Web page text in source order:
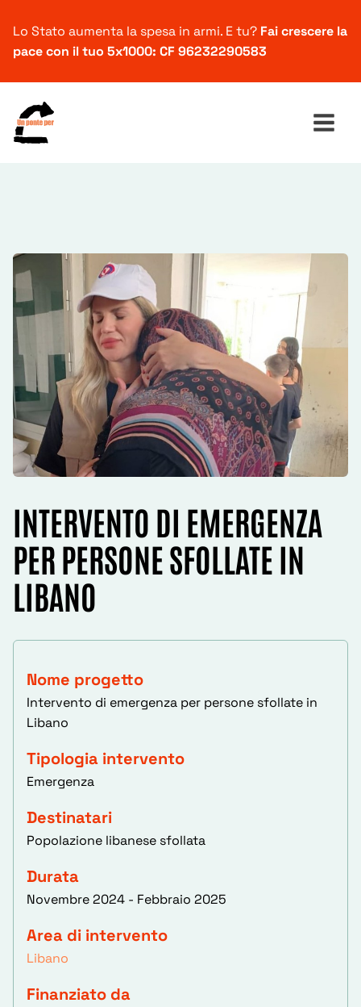
Lo Stato aumenta la spesa in armi. E tu? Fai crescere la
pace con il tuo 5x1000: CF 96232290583
INTERVENTO DI EMERGENZA
PER PERSONE SFOLLATE IN
LIBANO
Nome progetto
Intervento di emergenza per persone sfollate in
Libano
Tipologia intervento
Emergenza
Destinatari
Popolazione libanese sfollata
Durata
Novembre 2024 - Febbraio 2025
Area di intervento
Libano
Finanziato da